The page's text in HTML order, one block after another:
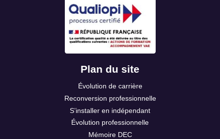
Plan du site
Évolution de carrière
Reconversion professionnelle
S’installer en indépendant
Évolution professionnelle
Mémoire DEC